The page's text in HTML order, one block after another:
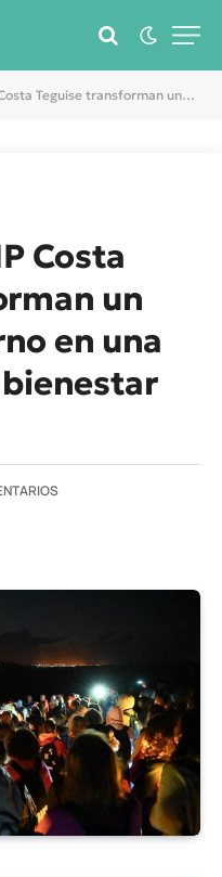
un sendero nocturno en una experiencia de bienestar emocional
Costa
un
en una